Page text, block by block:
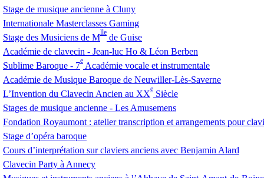
Stage de musique ancienne à Cluny
Internationale Masterclasses Gaming
Stage des Musiciens de M
lle
de Guise
Académie de clavecin - Jean-luc Ho & Léon Berben
Sublime Baroque - 7
e
Académie vocale et instrumentale
Académie de Musique Baroque de Neuwiller-Lès-Saverne
L’Invention du Clavecin Ancien au XX
e
Siècle
Stages de musique ancienne - Les Amusemens
Fondation Royaumont : atelier transcription et arrangements pour
Stage d’opéra baroque
Cours d’interprétation sur claviers anciens avec Benjamin Alard
Clavecin Party à Annecy